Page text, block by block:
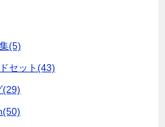
(5)
セット(43)
(29)
(50)